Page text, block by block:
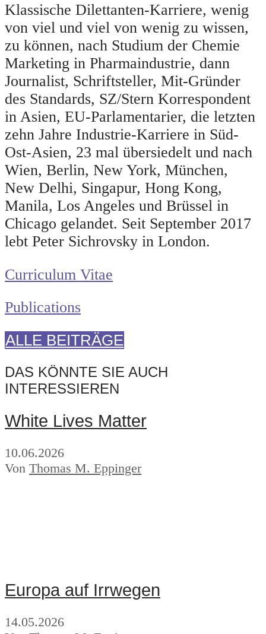
Klassische Dilettanten-Karriere, wenig
von viel und viel von wenig zu wissen,
zu können, nach Studium der Chemie
Marketing in Pharmaindustrie, dann
Journalist, Schriftsteller, Mit-Gründer
des Standards, SZ/Stern Korrespondent
in Asien, EU-Parlamentarier, die letzten
zehn Jahre Industrie-Karriere in Süd-
Ost-Asien, 23 mal übersiedelt und nach
Wien, Berlin, New York, München,
New Delhi, Singapur, Hong Kong,
Manila, Los Angeles und Brüssel in
Chicago gelandet. Seit September 2017
lebt Peter Sichrovsky in London.
Curriculum Vitae
Publications
ALLE BEITRÄGE
DAS KÖNNTE SIE AUCH
INTERESSIEREN
White Lives Matter
10.06.2026
Von Thomas M. Eppinger
Europa auf Irrwegen
14.05.2026